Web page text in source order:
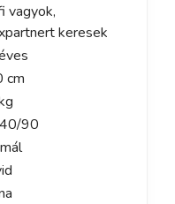
vagyok,
keresek
cm
40/90